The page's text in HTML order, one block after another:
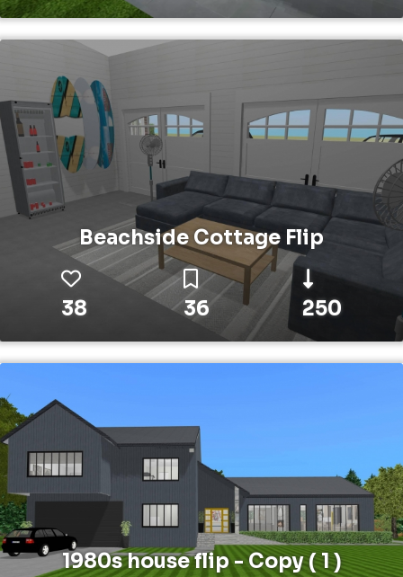
Beachside Cottage Flip
38 36 250
1980s house flip - Copy ( 1 )